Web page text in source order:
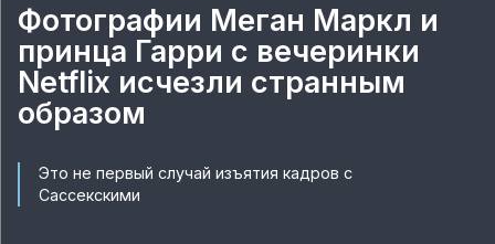
Фотографии Меган Маркл и
принца Гарри с вечеринки
Netflix исчезли странным
образом
Это не первый случай изъятия кадров с
Сассекскими